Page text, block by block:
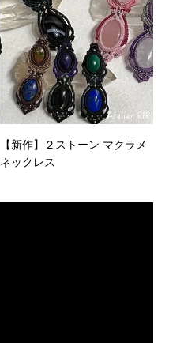
【新作】２ストーン マクラメ
ネックレス